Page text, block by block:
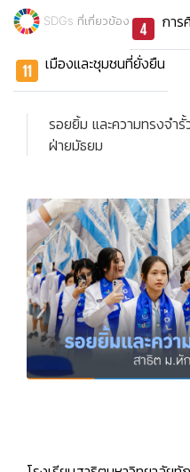
SDGs ที่เกี่ยวข้อง กา
เมืองและชุมชนที่ยั่งยืน
รอยยิ้ม และความทรงจ
ฝ่ายมัธยม